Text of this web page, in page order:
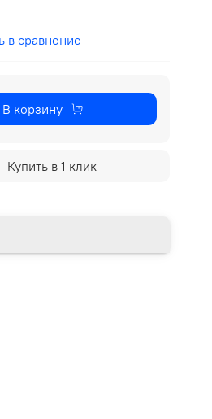
в сравнение
В корзину
Купить в 1 клик